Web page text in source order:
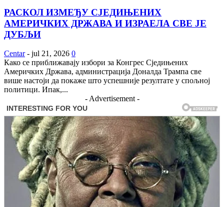
РАСКОЛ ИЗМЕЂУ СЈЕДИЊЕНИХ
АМЕРИЧКИХ ДРЖАВА И ИЗРАЕЛА СВЕ ЈЕ
ДУБЉИ
Centar - jul 21, 2026 0
Како се приближавају избори за Конгрес Сједињених
Америчких Држава, администрација Доналда Трампа све
више настоји да покаже што успешније резултате у спољној
политици. Ипак,...
- Advertisement -